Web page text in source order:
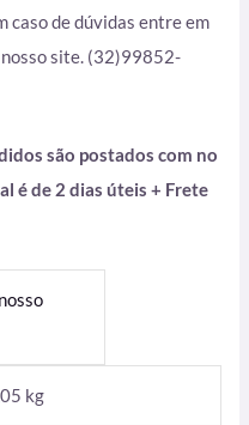
caso de dúvidas entre em
site. (32)99852-
são postados com no
é de 2 dias úteis + Frete
kg